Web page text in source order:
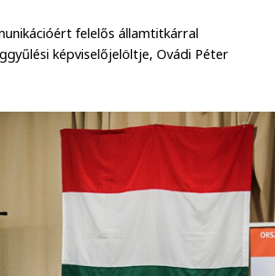
felelős államtitkárral
képviselőjelöltje, Ovádi Péter